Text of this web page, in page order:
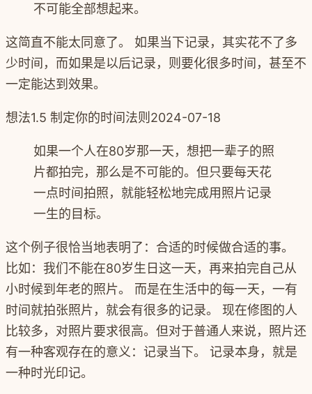
不可能全部想起来。
这简直不能太同意了。 如果当下记录，其实花不了多
少时间，而如果是以后记录，则要化很多时间，甚至不
一定能达到效果。
想法1.5 制定你的时间法则 2024-07-18
如果一个人在80岁那一天，想把一辈子的照
片都拍完，那么是不可能的。但只要每天花
一点时间拍照，就能轻松地完成用照片记录
一生的目标。
这个例子很恰当地表明了：合适的时候做合适的事。
比如：我们不能在80岁生日这一天，再来拍完自己从
小时候到年老的照片。 而是在生活中的每一天，一有
时间就拍张照片，就会有很多的记录。 现在修图的人
比较多，对照片要求很高。但对于普通人来说，照片还
有一种客观存在的意义：记录当下。 记录本身，就是
一种时光印记。